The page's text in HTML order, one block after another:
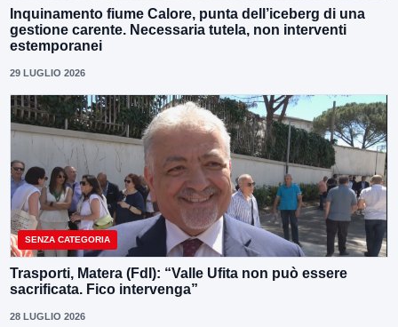
Inquinamento fiume Calore, punta dell’iceberg di una
gestione carente. Necessaria tutela, non interventi
estemporanei
29 LUGLIO 2026
SENZA CATEGORIA
Trasporti, Matera (FdI): “Valle Ufita non può essere
sacrificata. Fico intervenga”
28 LUGLIO 2026